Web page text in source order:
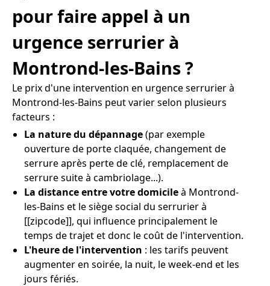
pour faire appel à un
urgence serrurier à
Montrond-les-Bains ?
Le prix d'une intervention en urgence serrurier à
Montrond-les-Bains peut varier selon plusieurs
facteurs :
La nature du dépannage(par exemple
ouverture de porte claquée, changement de
serrure après perte de clé, remplacement de
serrure suite à cambriolage...).
La distance entre votre domicileà Montrond-
les-Bains et le siège social du serrurier à
[[zipcode]], qui influence principalement le
temps de trajet et donc le coût de l'intervention.
L'heure de l'intervention : les tarifs peuvent
augmenter en soirée, la nuit, le week-end et les
jours fériés.